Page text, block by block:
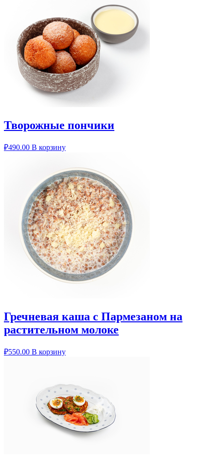
Творожные пончики
₽490.00 В корзину
Гречневая каша с Пармезаном на
растительном молоке
₽550.00 В корзину